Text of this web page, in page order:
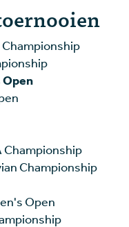
Open
Championship
Championship
Open